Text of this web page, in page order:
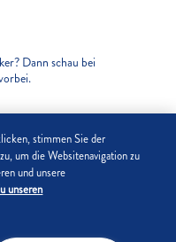
Dann schau bei
stimmen Sie der
um die Websitenavigation zu
und unsere
unseren